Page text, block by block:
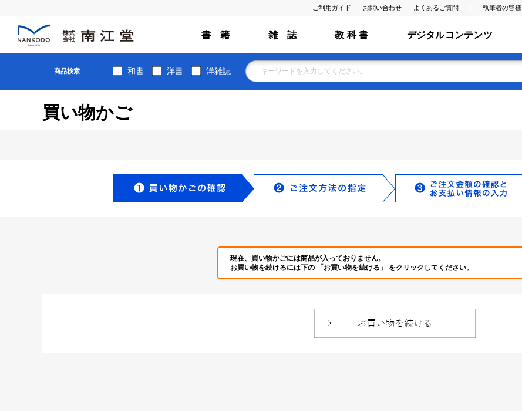
ご利用ガイド お問い合わせ よくあるご質問 執筆者の皆様
書 籍 雑 誌 教 科 書 デジタルコンテンツ
商品検索 和書 洋書 洋雑誌
買い物かご
現在、買い物かごには商品が入っておりません。
お買い物を続けるには下の 「お買い物を続ける」 をクリックしてください。